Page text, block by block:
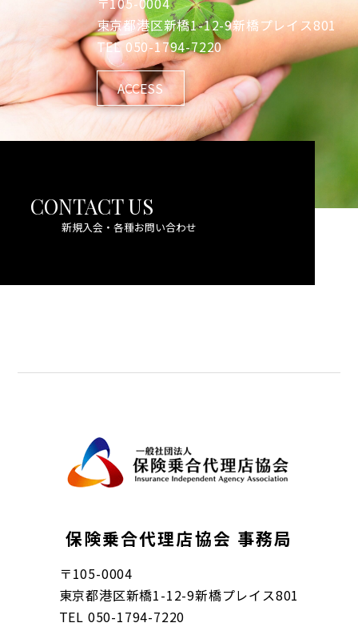
東京都港区新橋1-12-9新橋プレイス801
TEL050-1794-7220
ACCESS
CONTACT US
新規入会・各種お問い合わせ
保険乗合代理店協会 事務局
〒105-0004
東京都港区新橋1-12-9新橋プレイス801
TEL 050-1794-7220